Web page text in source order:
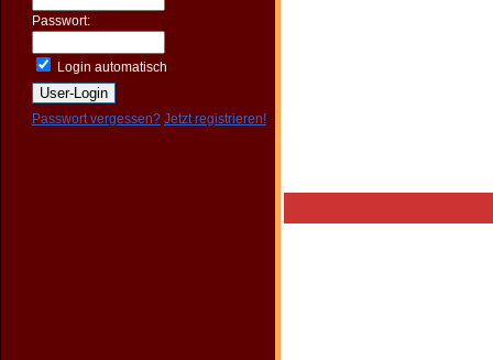
Passwort:
Login automatisch
Passwort vergessen? Jetzt registrieren!